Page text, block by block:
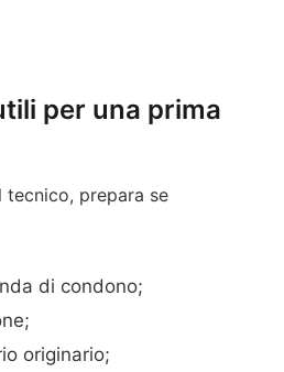
per una prima
prepara se
di condono;
originario;